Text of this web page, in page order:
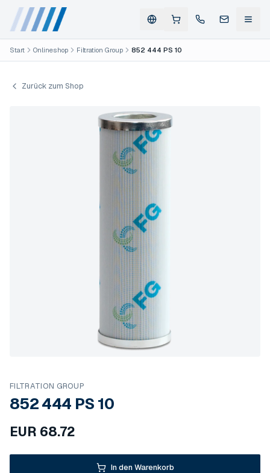
Start Onlineshop Filtration Group 852 444 PS 10
Zurück zum Shop
FILTRATION GROUP
852 444 PS 10
EUR 68.72
In den Warenkorb